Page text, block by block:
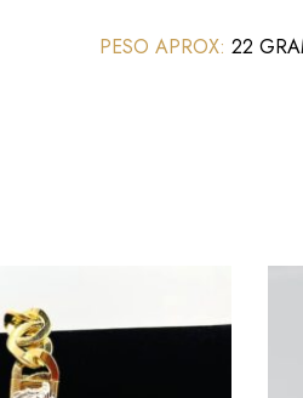
PESO APROX:22